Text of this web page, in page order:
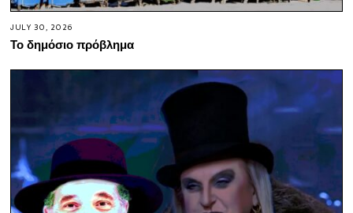
JULY 30, 2026
Το δημόσιο πρόβλημα